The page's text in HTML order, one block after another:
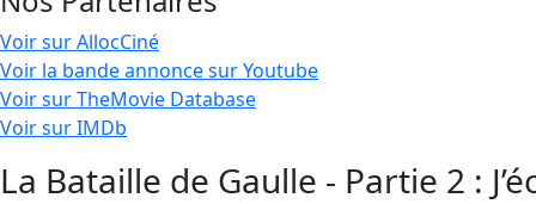
Voir sur AllocCiné
Voir la bande annonce sur Youtube
Voir sur TheMovie Database
Voir sur IMDb
La Bataille de Gaulle - Partie 2 :